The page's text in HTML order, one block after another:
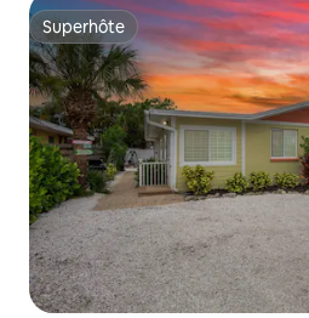
Superhôte
Superhôte